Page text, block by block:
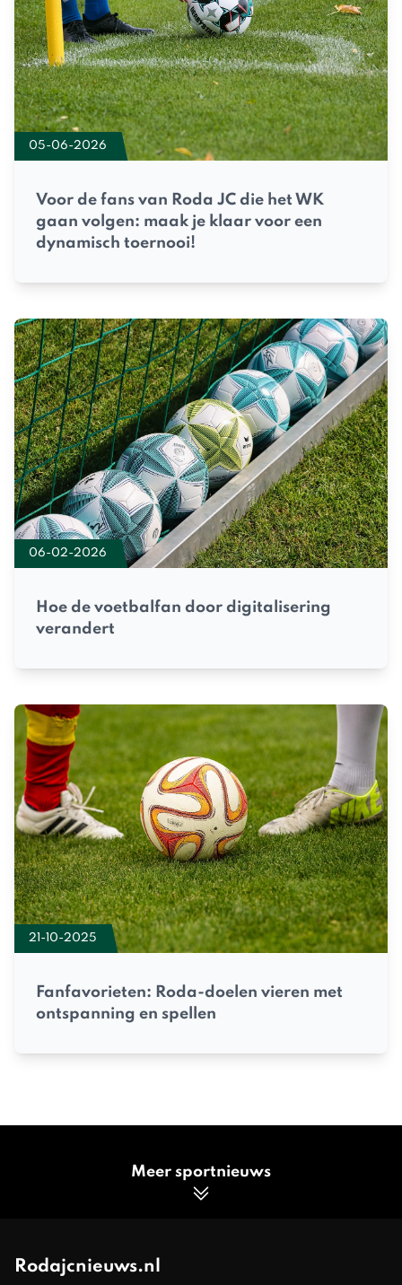
05-06-2026
Voor de fans van Roda JC die het WK
gaan volgen: maak je klaar voor een
dynamisch toernooi!
06-02-2026
Hoe de voetbalfan door digitalisering
verandert
21-10-2025
Fanfavorieten: Roda-doelen vieren met
ontspanning en spellen
Meer sportnieuws
Rodajcnieuws.nl